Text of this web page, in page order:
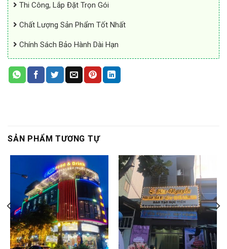
Thi Công, Lắp Đặt Trọn Gói
Chất Lượng Sản Phẩm Tốt Nhất
Chính Sách Bảo Hành Dài Hạn
SẢN PHẨM TƯƠNG TỰ